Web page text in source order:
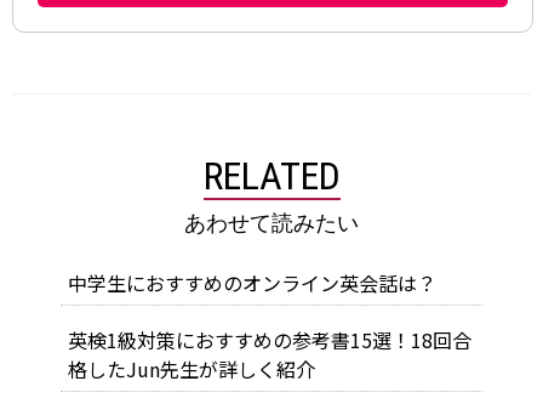
RELATED
あわせて読みたい
中学生におすすめのオンライン英会話は？
英検1級対策におすすめの参考書15選！18回合
格したJun先生が詳しく紹介